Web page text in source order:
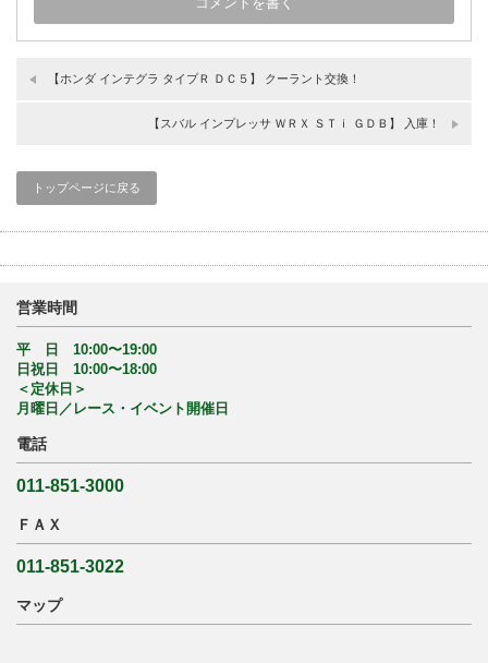
【ホンダ インテグラ タイプＲ ＤＣ５】 クーラント交換！
【スバル インプレッサ ＷＲＸ ＳＴｉ ＧＤＢ】 入庫！
トップページに戻る
営業時間
平 日 10:00〜19:00
日祝日 10:00〜18:00
＜定休日＞
月曜日／レース・イベント開催日
電話
011-851-3000
ＦＡＸ
011-851-3022
マップ